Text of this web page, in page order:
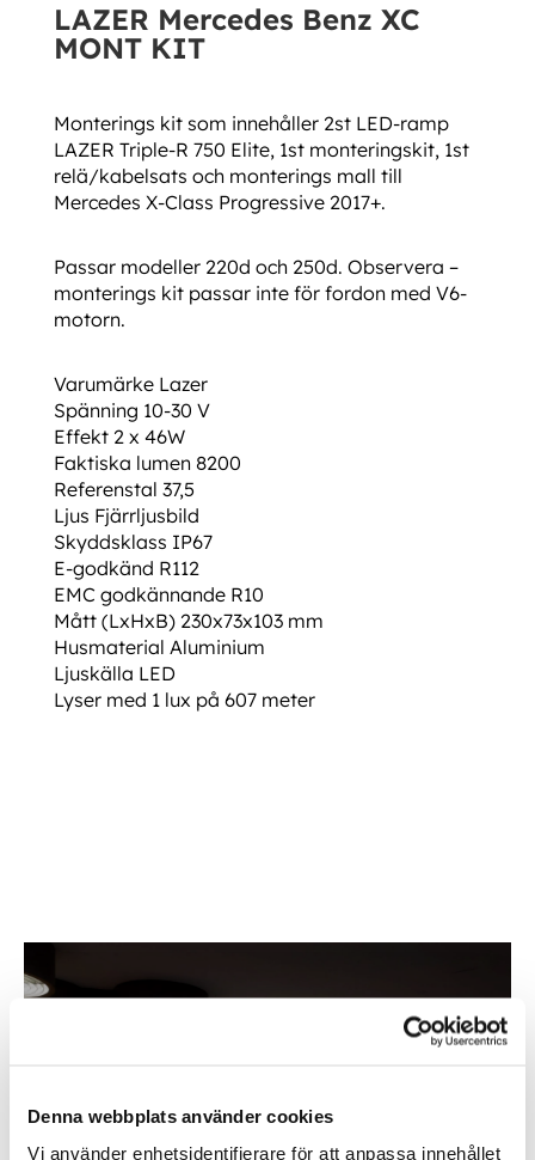
Denna webbplats använder cookies
Vi använder enhetsidentifierare för att anpassa innehållet
LAZER Mercedes Benz XC
MONT KIT
Monterings kit som innehåller 2st LED-ramp
LAZER Triple-R 750 Elite, 1st monteringskit, 1st
relä/kabelsats och monterings mall till
Mercedes X-Class Progressive 2017+.
Passar modeller 220d och 250d. Observera –
monterings kit passar inte för fordon med V6-
motorn.
Varumärke Lazer
Spänning 10-30 V
Effekt 2 x 46W
Faktiska lumen 8200
Referenstal 37,5
Ljus Fjärrljusbild
Skyddsklass IP67
E-godkänd R112
EMC godkännande R10
Mått (LxHxB) 230x73x103 mm
Husmaterial Aluminium
Ljuskälla LED
Lyser med 1 lux på 607 meter
Inom &
utomhusbelysning